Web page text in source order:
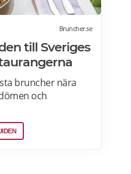
Bruncher.se
till Sveriges
bruncher nära
och